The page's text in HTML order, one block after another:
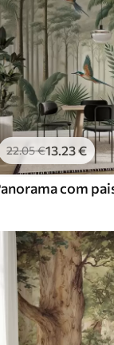
22.05€13.23€